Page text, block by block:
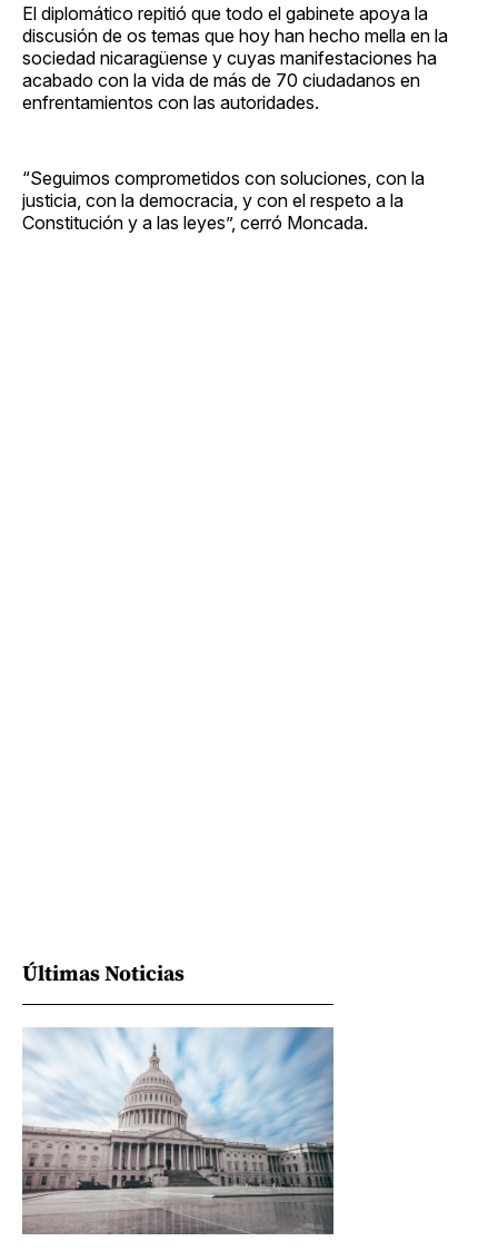
El diplomático repitió que todo el gabinete apoya la
discusión de os temas que hoy han hecho mella en la
sociedad nicaragüense y cuyas manifestaciones ha
acabado con la vida de más de 70 ciudadanos en
enfrentamientos con las autoridades.
“Seguimos comprometidos con soluciones, con la
justicia, con la democracia, y con el respeto a la
Constitución y a las leyes”, cerró Moncada.
Últimas Noticias